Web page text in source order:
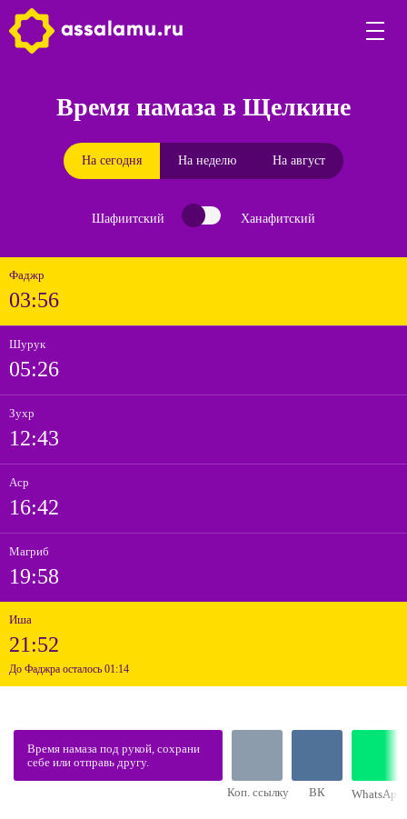
Время намаза в Щелкине
На сегодня На неделю На август
Шафиитский Ханафитский
Фаджр
03:56
Шурук
05:26
Зухр
12:43
Аср
16:42
Магриб
19:58
Иша
21:52
До Фаджра осталось 01:14
Время намаза под рукой, сохрани
себе или отправь другу.
Коп. ссылку ВК WhatsApp